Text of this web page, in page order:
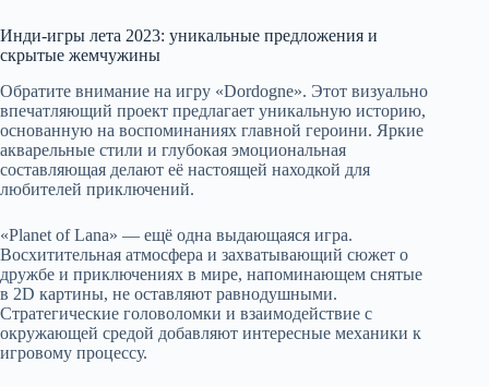
Инди-игры лета 2023: уникальные предложения и
скрытые жемчужины
Обратите внимание на игру «Dordogne». Этот визуально
впечатляющий проект предлагает уникальную историю,
основанную на воспоминаниях главной героини. Яркие
акварельные стили и глубокая эмоциональная
составляющая делают её настоящей находкой для
любителей приключений.
«Planet of Lana» — ещё одна выдающаяся игра.
Восхитительная атмосфера и захватывающий сюжет о
дружбе и приключениях в мире, напоминающем снятые
в 2D картины, не оставляют равнодушными.
Стратегические головоломки и взаимодействие с
окружающей средой добавляют интересные механики к
игровому процессу.